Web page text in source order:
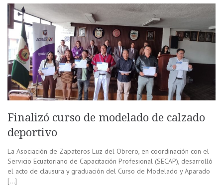
Finalizó curso de modelado de calzado
deportivo
La Asociación de Zapateros Luz del Obrero, en coordinación con el
Servicio Ecuatoriano de Capacitación Profesional (SECAP), desarrolló
el acto de clausura y graduación del Curso de Modelado y Aparado
[…]